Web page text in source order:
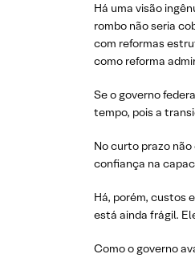
Há uma visão
rombo não seria
com reformas
como reforma
Se o governo
tempo, pois a
No curto prazo
confiança na
Há, porém, custos
está ainda frágil.
Como o governo